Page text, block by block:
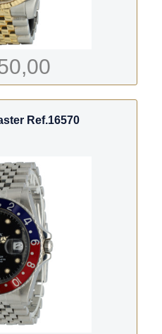
Ref.16570